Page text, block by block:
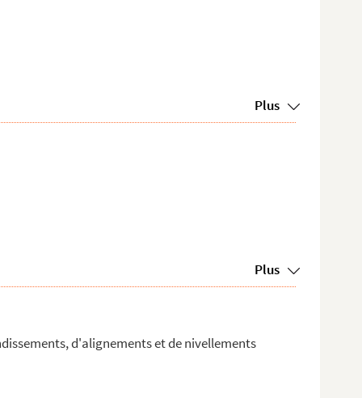
Plus
Plus
d'alignements et de nivellements